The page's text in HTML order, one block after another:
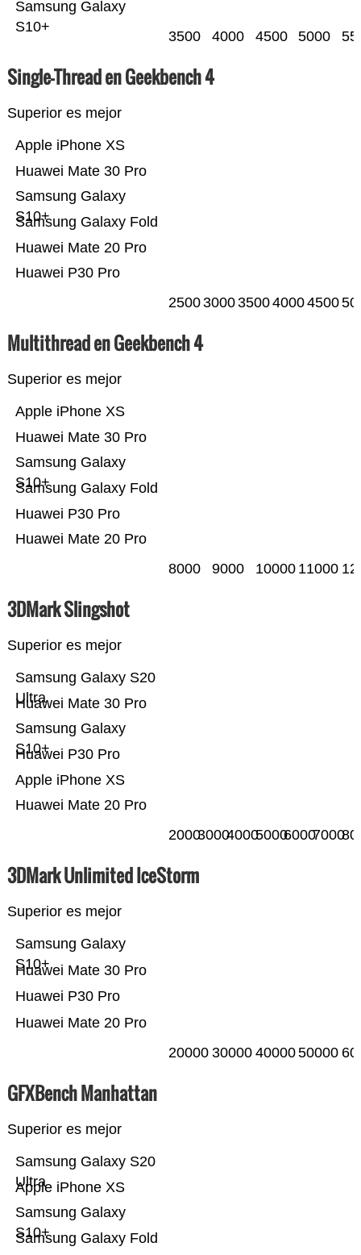
Samsung Galaxy
S10+
3500 4000 4500 5000
Single-Thread en Geekbench 4
Superior es mejor
Huawei P30 Pro
Huawei Mate 20 Pro
Samsung Galaxy Fold
Samsung Galaxy
S10+
Huawei Mate 30 Pro
Apple iPhone XS
25003000350040004500
Multithread en Geekbench 4
Superior es mejor
Huawei Mate 20 Pro
Huawei P30 Pro
Samsung Galaxy Fold
Samsung Galaxy
S10+
Huawei Mate 30 Pro
Apple iPhone XS
8000 9000 10000 11000
3DMark Slingshot
Superior es mejor
Huawei Mate 20 Pro
Apple iPhone XS
Huawei P30 Pro
Samsung Galaxy
S10+
Huawei Mate 30 Pro
Samsung Galaxy S20
Ultra
200030004000500060007000
3DMark Unlimited IceStorm
Superior es mejor
Huawei Mate 20 Pro
Huawei P30 Pro
Huawei Mate 30 Pro
Samsung Galaxy
S10+
20000 30000 4000050000
GFXBench Manhattan
Superior es mejor
Samsung Galaxy Fold
Samsung Galaxy
S10+
Apple iPhone XS
Samsung Galaxy S20
Ultra